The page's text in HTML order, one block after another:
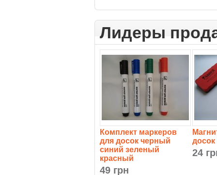
Лидеры
Комплект маркеров
для досок черный
синий зеленый
красный
49 грн
24